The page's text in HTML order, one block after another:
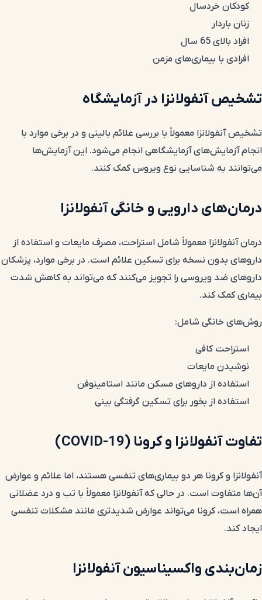
کودکان خردسال
زنان باردار
افراد بالای 65 سال
افرادی با بیماری‌های مزمن
تشخیص آنفولانزا در آزمایشگاه
تشخیص آنفولانزا معمولاً با بررسی علائم بالینی و در برخی موارد با
انجام آزمایش‌های آزمایشگاهی انجام می‌شود. این آزمایش‌ها
می‌توانند به شناسایی نوع ویروس کمک کنند.
درمان‌های دارویی و خانگی آنفولانزا
درمان آنفولانزا معمولاً شامل استراحت، مصرف مایعات و استفاده از
داروهای بدون نسخه برای تسکین علائم است. در برخی موارد، پزشکان
داروهای ضد ویروسی را تجویز می‌کنند که می‌تواند به کاهش شدت
بیماری کمک کند.
روش‌های خانگی شامل:
استراحت کافی
نوشیدن مایعات
استفاده از داروهای مسکن مانند استامینوفن
استفاده از بخور برای تسکین گرفتگی بینی
تفاوت آنفولانزا و کرونا (COVID-19)
آنفولانزا و کرونا هر دو بیماری‌های تنفسی هستند، اما علائم و عوارض
آن‌ها متفاوت است. در حالی که آنفولانزا معمولاً با تب و درد عضلانی
همراه است، کرونا می‌تواند عوارض شدیدتری مانند مشکلات تنفسی
ایجاد کند.
زمان‌بندی واکسیناسیون آنفولانزا